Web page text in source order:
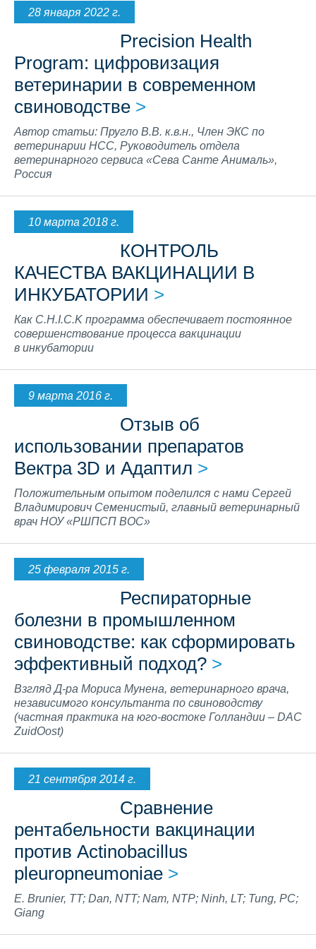
КРС
Накормим планету
Счастливые питомцы
Общественная деятельность
Вакансии в группе Сева
Вакансии в России
Профессиональный рост
КОНТАКТЫ
28 января 2022 г.
Precision Health
Program: цифровизация
ветеринарии в современном
свиноводстве >
Автор статьи: Пругло В.В. к.в.н., Член ЭКС по
ветеринарии НСС, Руководитель отдела
ветеринарного сервиса «Сева Санте Анималь»,
Россия
10 марта 2018 г.
КОНТРОЛЬ
КАЧЕСТВА ВАКЦИНАЦИИ В
ИНКУБАТОРИИ >
Как C.H.I.C.K программа обеспечивает постоянное
совершенствование процесса вакцинации
в инкубатории
9 марта 2016 г.
Отзыв об
использовании препаратов
Вектра 3D и Адаптил >
Положительным опытом поделился с нами Сергей
Владимирович Семенистый, главный ветеринарный
врач НОУ «РШПСП ВОС»
25 февраля 2015 г.
Респираторные
болезни в промышленном
свиноводстве: как сформировать
эффективный подход? >
Взгляд Д-ра Мориса Мунена, ветеринарного врача,
независимого консультанта по свиноводству
(частная практика на юго-востоке Голландии – DAC
ZuidOost)
21 сентября 2014 г.
Сравнение
рентабельности вакцинации
против Actinobacillus
pleuropneumoniae >
E. Brunier, TT; Dan, NTT; Nam, NTP; Ninh, LT; Tung, PC;
Giang